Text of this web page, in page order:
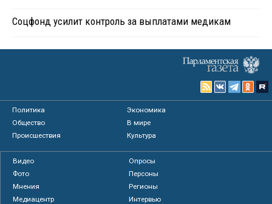
Соцфонд усилит контроль за выплатами медикам
Политика
Экономика
Общество
В мире
Происшествия
Культура
Видео
Опросы
Фото
Персоны
Мнения
Регионы
Медиацентр
Интервью